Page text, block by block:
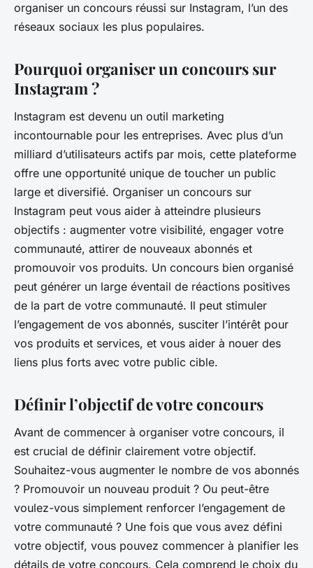
organiser un concours réussi sur Instagram, l’un des
réseaux sociaux les plus populaires.
Pourquoi organiser un concours sur
Instagram ?
Instagram est devenu un outil marketing
incontournable pour les entreprises. Avec plus d’un
milliard d’utilisateurs actifs par mois, cette plateforme
offre une opportunité unique de toucher un public
large et diversifié. Organiser un concours sur
Instagram peut vous aider à atteindre plusieurs
objectifs : augmenter votre visibilité, engager votre
communauté, attirer de nouveaux abonnés et
promouvoir vos produits. Un concours bien organisé
peut générer un large éventail de réactions positives
de la part de votre communauté. Il peut stimuler
l’engagement de vos abonnés, susciter l’intérêt pour
vos produits et services, et vous aider à nouer des
liens plus forts avec votre public cible.
Définir l’objectif de votre concours
Avant de commencer à organiser votre concours, il
est crucial de définir clairement votre objectif.
Souhaitez-vous augmenter le nombre de vos abonnés
? Promouvoir un nouveau produit ? Ou peut-être
voulez-vous simplement renforcer l’engagement de
votre communauté ? Une fois que vous avez défini
votre objectif, vous pouvez commencer à planifier les
détails de votre concours. Cela comprend le choix du